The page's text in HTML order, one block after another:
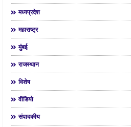
मध्यप्रदेश
महाराष्ट्र
मुंबई
राजस्थान
विशेष
वीडियो
संपादकीय